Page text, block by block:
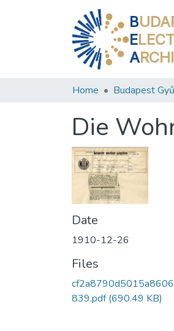
B
E
A
Home Budapest
Die
Date
1910-12-26
Files
839.pdf(690.49 KB)